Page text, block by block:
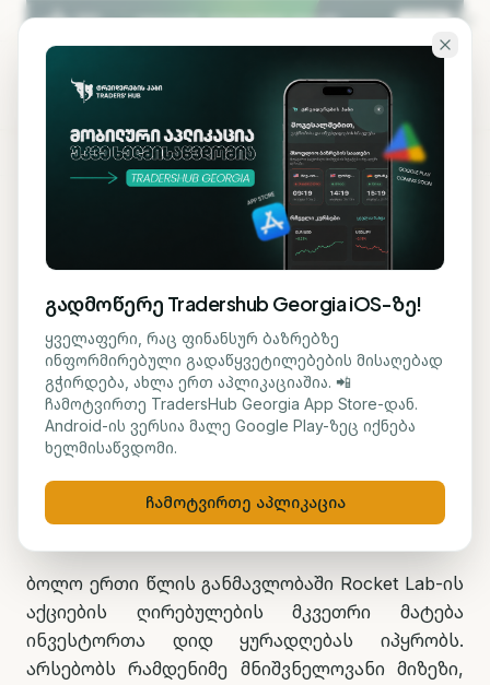
გადადი ძირითად შინაარსზე
KA EN
ᲡᲐᲤᲝᲜᲓᲝ
Rocket Lab-ის აქციების
ფასი თითქმის
გაოთხმაგდა
მარიამ ქადარია 11 ივნისი, 2026 1 წთ კითხვა
ბოლო ერთი წლის განმავლობაში Rocket Lab-ის
აქციების ღირებულების მკვეთრი მატება
ინვესტორთა დიდ ყურადღებას იპყრობს.
არსებობს რამდენიმე მნიშვნელოვანი მიზეზი,
გადმოწერე Tradershub Georgia iOS-ზე!
ყველაფერი, რაც ფინანსურ ბაზრებზე
ინფორმირებული გადაწყვეტილებების მისაღებად
გჭირდება, ახლა ერთ აპლიკაციაშია. 📲
ჩამოტვირთე TradersHub Georgia App Store-დან.
Android-ის ვერსია მალე Google Play-ზეც იქნება
ხელმისაწვდომი.
ჩამოტვირთე აპლიკაცია